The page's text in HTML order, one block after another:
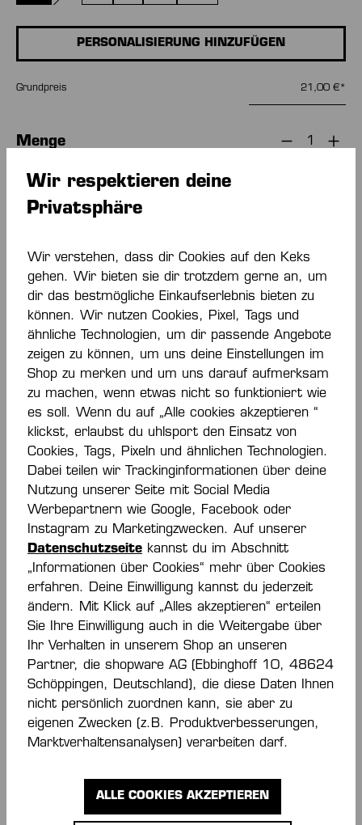
PERSONALISIERUNG HINZUFÜGEN
Grundpreis 21,00 €*
Menge
IN DEN WARENKORB
Beschreibung
Rundhalsausschnitt in Kontrastfarbe Welle mit
Dreieckselementen elastische Kempa- und K-
Label-Aufdrucke Ärmelbündchen mit K…Mehr
Bewertungen
Produktgalerie überspringen
Similar Items
SOFTSHELL JACKE DAMEN WAVE 26
Wir respektieren deine
Privatsphäre
Wir verstehen, dass dir Cookies auf den Keks
gehen. Wir bieten sie dir trotzdem gerne an, um
dir das bestmögliche Einkaufserlebnis bieten zu
können. Wir nutzen Cookies, Pixel, Tags und
ähnliche Technologien, um dir passende Angebote
zeigen zu können, um uns deine Einstellungen im
Shop zu merken und um uns darauf aufmerksam
zu machen, wenn etwas nicht so funktioniert wie
es soll. Wenn du auf „Alle cookies akzeptieren “
klickst, erlaubst du uhlsport den Einsatz von
Cookies, Tags, Pixeln und ähnlichen Technologien.
Dabei teilen wir Trackinginformationen über deine
Nutzung unserer Seite mit Social Media
Werbepartnern wie Google, Facebook oder
Instagram zu Marketingzwecken. Auf unserer
Datenschutzseite kannst du im Abschnitt
„Informationen über Cookies“ mehr über Cookies
erfahren. Deine Einwilligung kannst du jederzeit
ändern. Mit Klick auf „Alles akzeptieren“ erteilen
Sie Ihre Einwilligung auch in die Weitergabe über
Ihr Verhalten in unserem Shop an unseren
Partner, die shopware AG (Ebbinghoff 10, 48624
Schöppingen, Deutschland), die diese Daten Ihnen
nicht persönlich zuordnen kann, sie aber zu
eigenen Zwecken (z.B. Produktverbesserungen,
Marktverhaltensanalysen) verarbeiten darf.
ALLE COOKIES AKZEPTIEREN